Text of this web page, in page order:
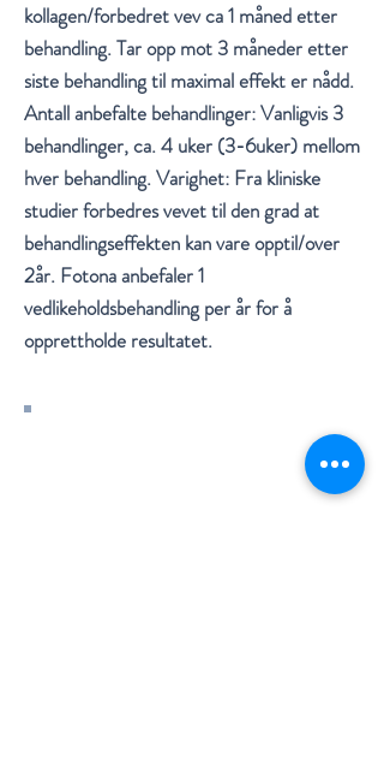
kollagen/forbedret vev ca 1 måned etter
behandling. Tar opp mot 3 måneder etter
siste behandling til maximal effekt er nådd.
Antall anbefalte behandlinger: Vanligvis 3
behandlinger, ca. 4 uker (3-6uker) mellom
hver behandling. Varighet: Fra kliniske
studier forbedres vevet til den grad at
behandlingseffekten kan vare opptil/over
2år. Fotona anbefaler 1
vedlikeholdsbehandling per år for å
opprettholde resultatet.
Alle behandlinger utføres av erfaren
lege - sertifisert i rynkebehandlinger,